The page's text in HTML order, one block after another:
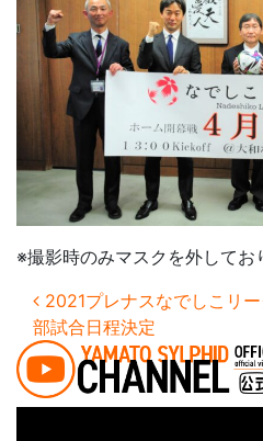
※撮影時のみマスクを外してお
投稿ナビゲー
2021プレナスなでしこリー
部試合日程決定